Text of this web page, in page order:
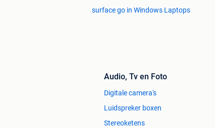
surface go in Windows Laptops
Audio, Tv en Foto
Digitale camera's
Luidspreker boxen
Stereoketens